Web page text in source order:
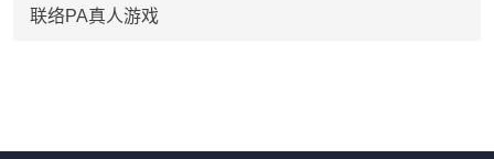
联络PA真人游戏